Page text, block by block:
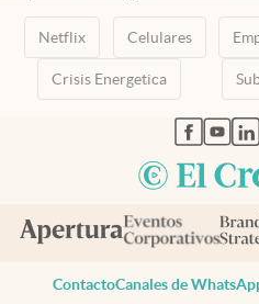
Netflix Celulares
Crisis Energetica
abre en
ContactoCanales de